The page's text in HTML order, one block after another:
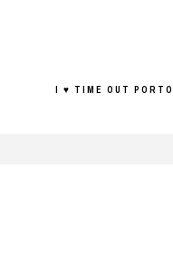
I ♥ TIME OUT PORTO